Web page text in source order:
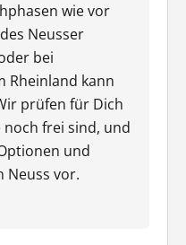
wie vor
Neusser
bei
Rheinland kann
prüfen für Dich
noch frei sind, und
und
Neuss vor.